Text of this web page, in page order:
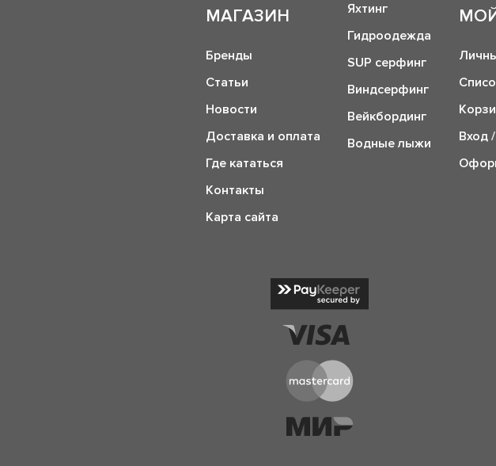
МАГАЗИН
Бренды
Статьи
Новости
Доставка и оплата
Где кататься
Контакты
Карта сайта
Яхтинг
Гидроодежда
SUP серфинг
Виндсерфинг
Вейкбординг
Водные лыжи
Вход